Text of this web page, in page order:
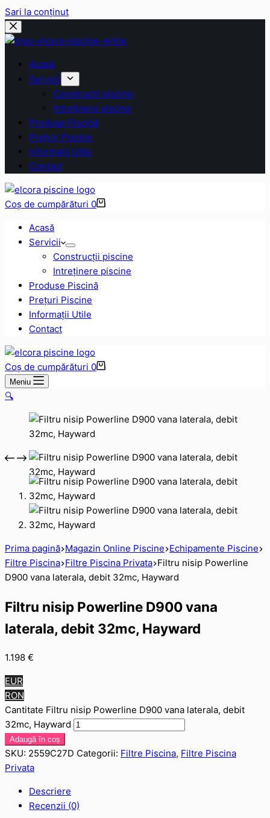
Sari la conținut
Acasă
Servicii
Construcții piscine
Intreținere piscine
Produse Piscină
Prețuri Piscine
Informații Utile
Contact
Coș de cumpărături 0
Acasă
Servicii
Construcții piscine
Intreținere piscine
Produse Piscină
Prețuri Piscine
Informații Utile
Contact
Coș de cumpărături 0
Meniu
🔍
Prima pagină Magazin Online Piscine Echipamente Piscine
Filtre Piscina Filtre Piscina Privata Filtru nisip Powerline
D900 vana laterala, debit 32mc, Hayward
Filtru nisip Powerline D900 vana
laterala, debit 32mc, Hayward
1.198 €
EUR
RON
Cantitate Filtru nisip Powerline D900 vana laterala, debit
32mc, Hayward
Adaugă în coș
SKU: 2559C27D Categorii: Filtre Piscina, Filtre Piscina
Privata
Descriere
Recenzii (0)